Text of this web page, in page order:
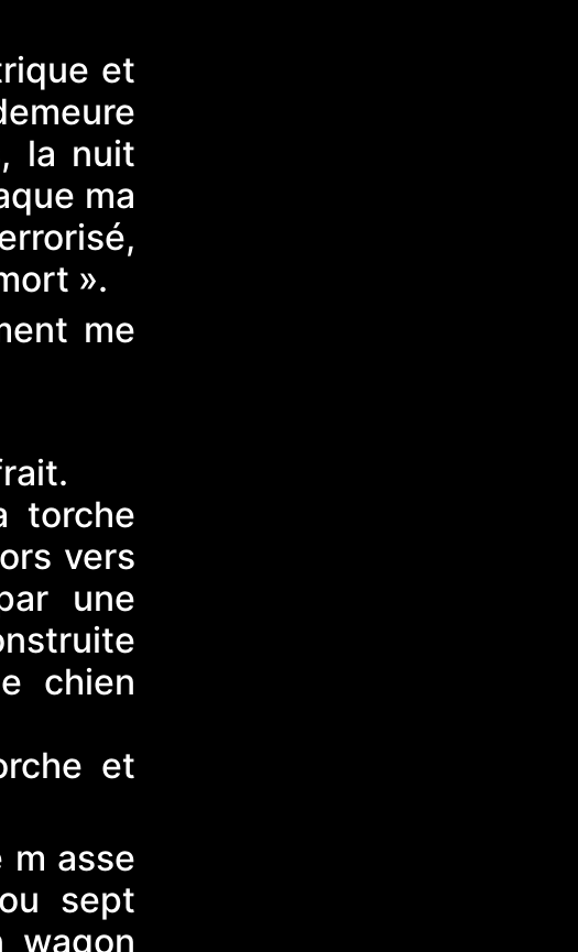
et
la nuit
ma
».
me
torche
vers
une
chien
et
m asse
sept
wagon